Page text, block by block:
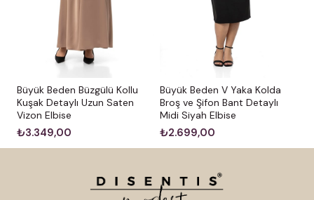
Büyük Beden Büzgülü Kollu
Kuşak Detaylı Uzun Saten
Vizon Elbise
₺3.349,00
Büyük Beden V Yaka Kolda
Broş ve Şifon Bant Detaylı
Midi Siyah Elbise
₺2.699,00